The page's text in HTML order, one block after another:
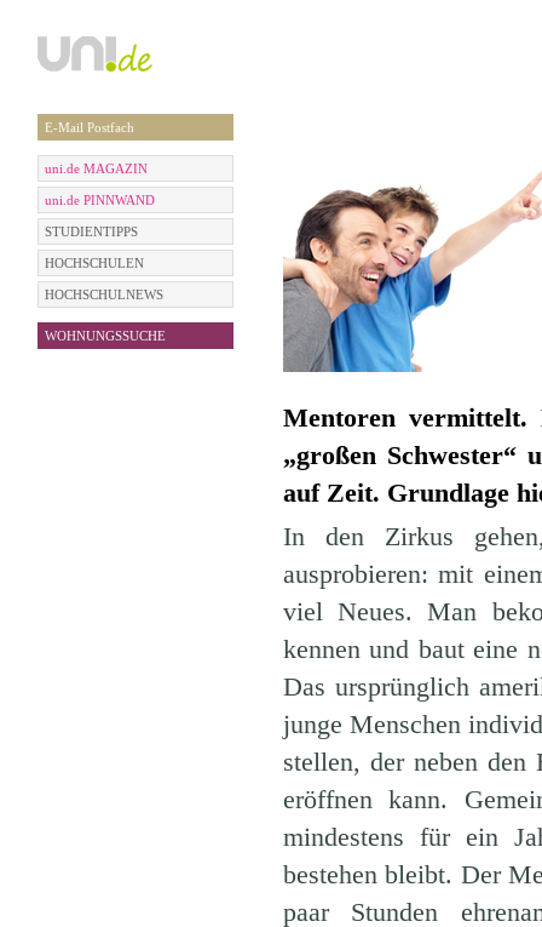
E-Mail Postfach
uni.de MAGAZIN
uni.de PINNWAND
STUDIENTIPPS
HOCHSCHULEN
HOCHSCHULNEWS
WOHNUNGSSUCHE
Mentoren vermittelt.
„großen Schwester“
auf Zeit. Grundlage
In den Zirkus
ausprobieren: mit
viel Neues. Man
kennen und baut eine
Das ursprünglich
junge Menschen
stellen, der neben
eröffnen kann.
mindestens für ein
bestehen bleibt. Der
paar Stunden